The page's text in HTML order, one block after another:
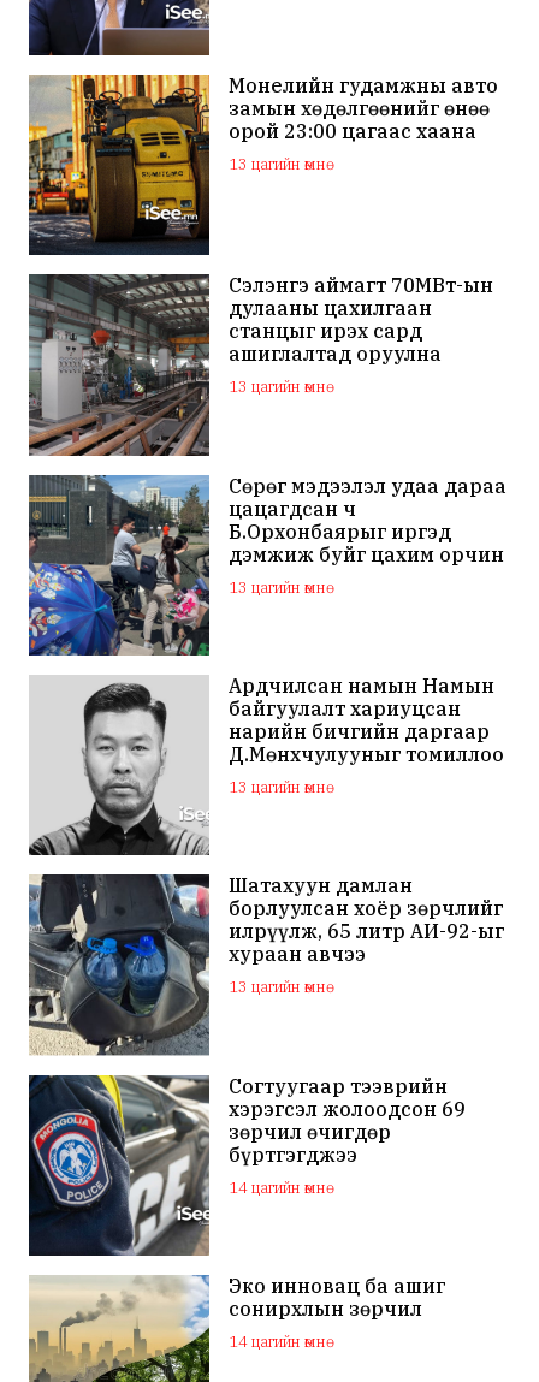
Монелийн гудамжны авто
замын хөдөлгөөнийг өнөө
орой 23:00 цагаас хаана
13 цагийн өмнө
Сэлэнгэ аймагт 70МВт-ын
дулааны цахилгаан
станцыг ирэх сард
ашиглалтад оруулна
13 цагийн өмнө
Сөрөг мэдээлэл удаа дараа
цацагдсан ч
Б.Орхонбаярыг иргэд
дэмжиж буйг цахим орчин
дахь сэтгэгдэл харууллаа
13 цагийн өмнө
Ардчилсан намын Намын
байгуулалт хариуцсан
нарийн бичгийн даргаар
Д.Мөнхчулууныг томиллоо
13 цагийн өмнө
Шатахуун дамлан
борлуулсан хоёр зөрчлийг
илрүүлж, 65 литр АИ-92-ыг
хураан авчээ
13 цагийн өмнө
Согтуугаар тээврийн
хэрэгсэл жолоодсон 69
зөрчил өчигдөр
бүртгэгджээ
14 цагийн өмнө
Эко инновац ба ашиг
сонирхлын зөрчил
14 цагийн өмнө